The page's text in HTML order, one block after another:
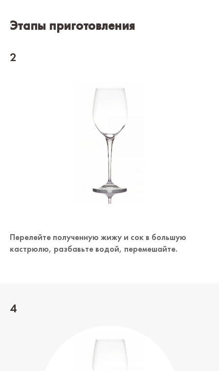
Этапы приготовления
2
Перелейте полученную жижу и сок в большую
кастрюлю, разбавьте водой, перемешайте.
4